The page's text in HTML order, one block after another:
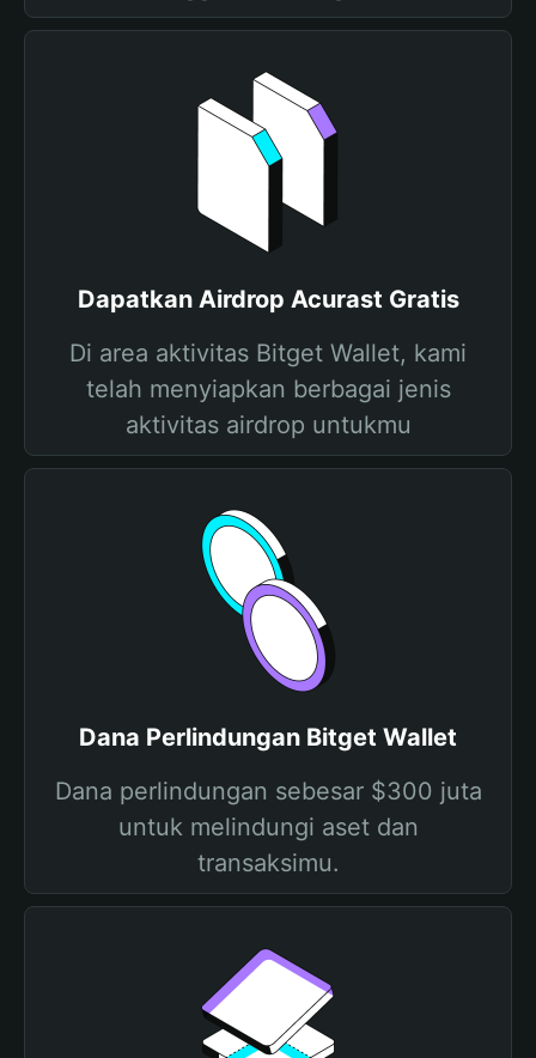
Dapatkan Airdrop Acurast Gratis
Di area aktivitas Bitget Wallet, kami
telah menyiapkan berbagai jenis
aktivitas airdrop untukmu
Dana Perlindungan Bitget Wallet
Dana perlindungan sebesar $300 juta
untuk melindungi aset dan
transaksimu.